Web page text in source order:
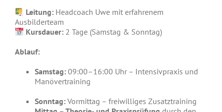
Leitung: Headcoach Uwe mit erfahrenem
Ausbilderteam
Kursdauer: 2 Tage (Samstag & Sonntag)
Ablauf:
Samstag: 09:00–16:00 Uhr – Intensivpraxis und
Manövertraining
Sonntag: Vormittag – freiwilliges Zusatztraining